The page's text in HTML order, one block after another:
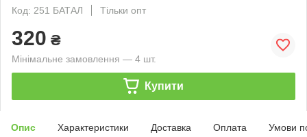
Код: 251 БАТАЛ
Тільки опт
320 ₴
Мінімальне замовлення — 4 шт.
Купити
Опис Характеристики Доставка Оплата Умови